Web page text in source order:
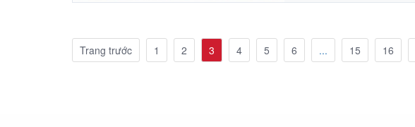
Trang trước 1 2 3 4 5 6 ... 15 16